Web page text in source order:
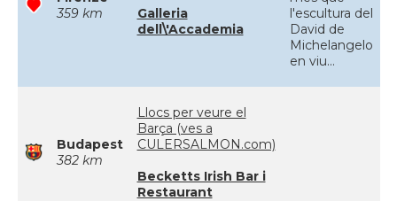
359 km
Galleria
dell\'Accademia
l'escultura del
David de
Michelangelo
en viu...
Budapest
382 km
Llocs per veure el
Barça (ves a
CULERSALMON.com)
Becketts Irish Bar i
Restaurant